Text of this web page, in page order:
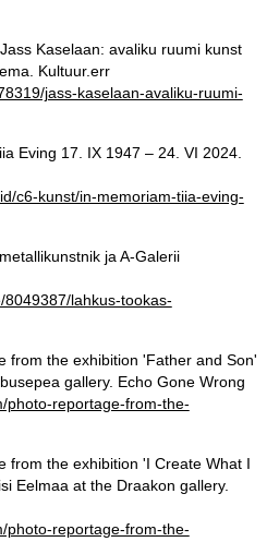
Kaselaan: avaliku ruumi kunst
Kultuur.err
jass-kaselaan-avaliku-ruumi-
Eving 17. IX 1947 – 24. VI 2024.
c6-kunst/in-memoriam-tiia-eving-
ja A-Galerii
lahkus-tookas-
from the exhibition 'Father and Son'
gallery. Echo Gone Wrong
photo-reportage-from-the-
from the exhibition 'I Create What I
Eelmaa at the Draakon gallery.
photo-reportage-from-the-